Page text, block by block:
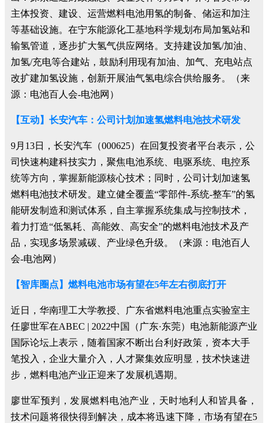
主体投资、建设、运营燃料电池用氢的制备、储运和加注
等基础设施。在宁东能源化工基地科学规划布局加氢站和
输氢管道，逐步扩大氢气供应网络。支持建设加氢/加油、
加氢/充电等合建站，鼓励利用现有加油、加气、充电站点
改扩建加氢设施，创新开展油气氢电综合供给服务。（来
源：电池百人会-电池网）
【互动】长安汽车：公司计划加速氢燃料电池技术研发
9月13日，长安汽车（000625）在回复投资者平台表示，公
司快速构建科技实力，聚焦电池系统、电驱系统、电控系
统等方向，掌握新能源核心技术；同时，公司计划加速氢
燃料电池技术研发。建立健全覆盖“零部件-系统-整车”的氢
能研发制造和测试体系，自主掌握系统集成与控制技术，
着力打造“低氢耗、高能效、高安全”的燃料电池技术及产
品，实现多场景减碳、产业绿色升级。（来源：电池百人
会-电池网）
【智库圈点】燃料电池市场有望在5年左右彻底打开
近日，华南理工大学教授、广东省燃料电池重点实验室主
任廖世军在ABEC | 2022中国（广东·东莞）电池新能源产业
国际论坛上表示，随着国家不断出台利好政策，资本大手
笔投入，企业大量介入，人才聚集效应明显，技术快速进
步，燃料电池产业正迎来了发展机遇期。
廖世军预判，发展燃料电池产业，天时地利人和皆具备，
技术问题将很快得到解决，成本将迅速下降，市场有望在5